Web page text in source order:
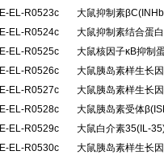
E-EL-R0523c
大鼠抑制素
E-EL-R0524c
大鼠抑制素结合蛋
E-EL-R0525c
大鼠核因子κB抑制
E-EL-R0526c
大鼠胰岛素样生长
E-EL-R0527c
大鼠胰岛素样生长
E-EL-R0528c
大鼠胰岛素受体
E-EL-R0529c
大鼠白介素35(IL-
E-EL-R0530c
大鼠胰岛素样生长